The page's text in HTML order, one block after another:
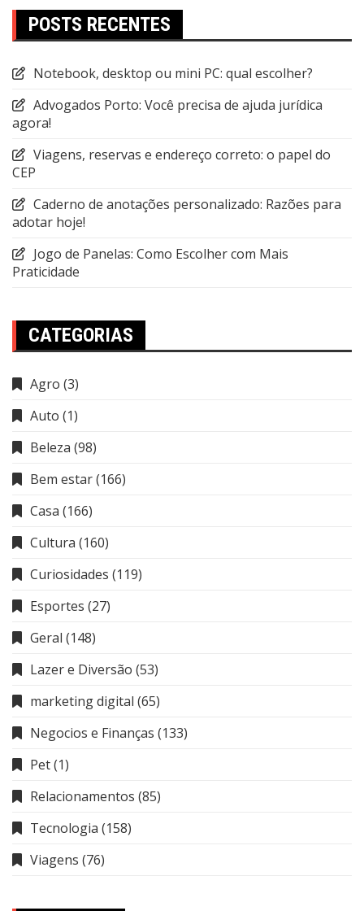
POSTS RECENTES
Notebook, desktop ou mini PC: qual escolher?
Advogados Porto: Você precisa de ajuda jurídica
agora!
Viagens, reservas e endereço correto: o papel do
CEP
Caderno de anotações personalizado: Razões para
adotar hoje!
Jogo de Panelas: Como Escolher com Mais
Praticidade
CATEGORIAS
Agro (3)
Auto (1)
Beleza (98)
Bem estar(166)
Casa (166)
Cultura (160)
Curiosidades (119)
Esportes (27)
Geral (148)
Lazer e Diversão (53)
marketing digital (65)
Negocios e Finanças (133)
Pet(1)
Relacionamentos (85)
Tecnologia (158)
Viagens (76)